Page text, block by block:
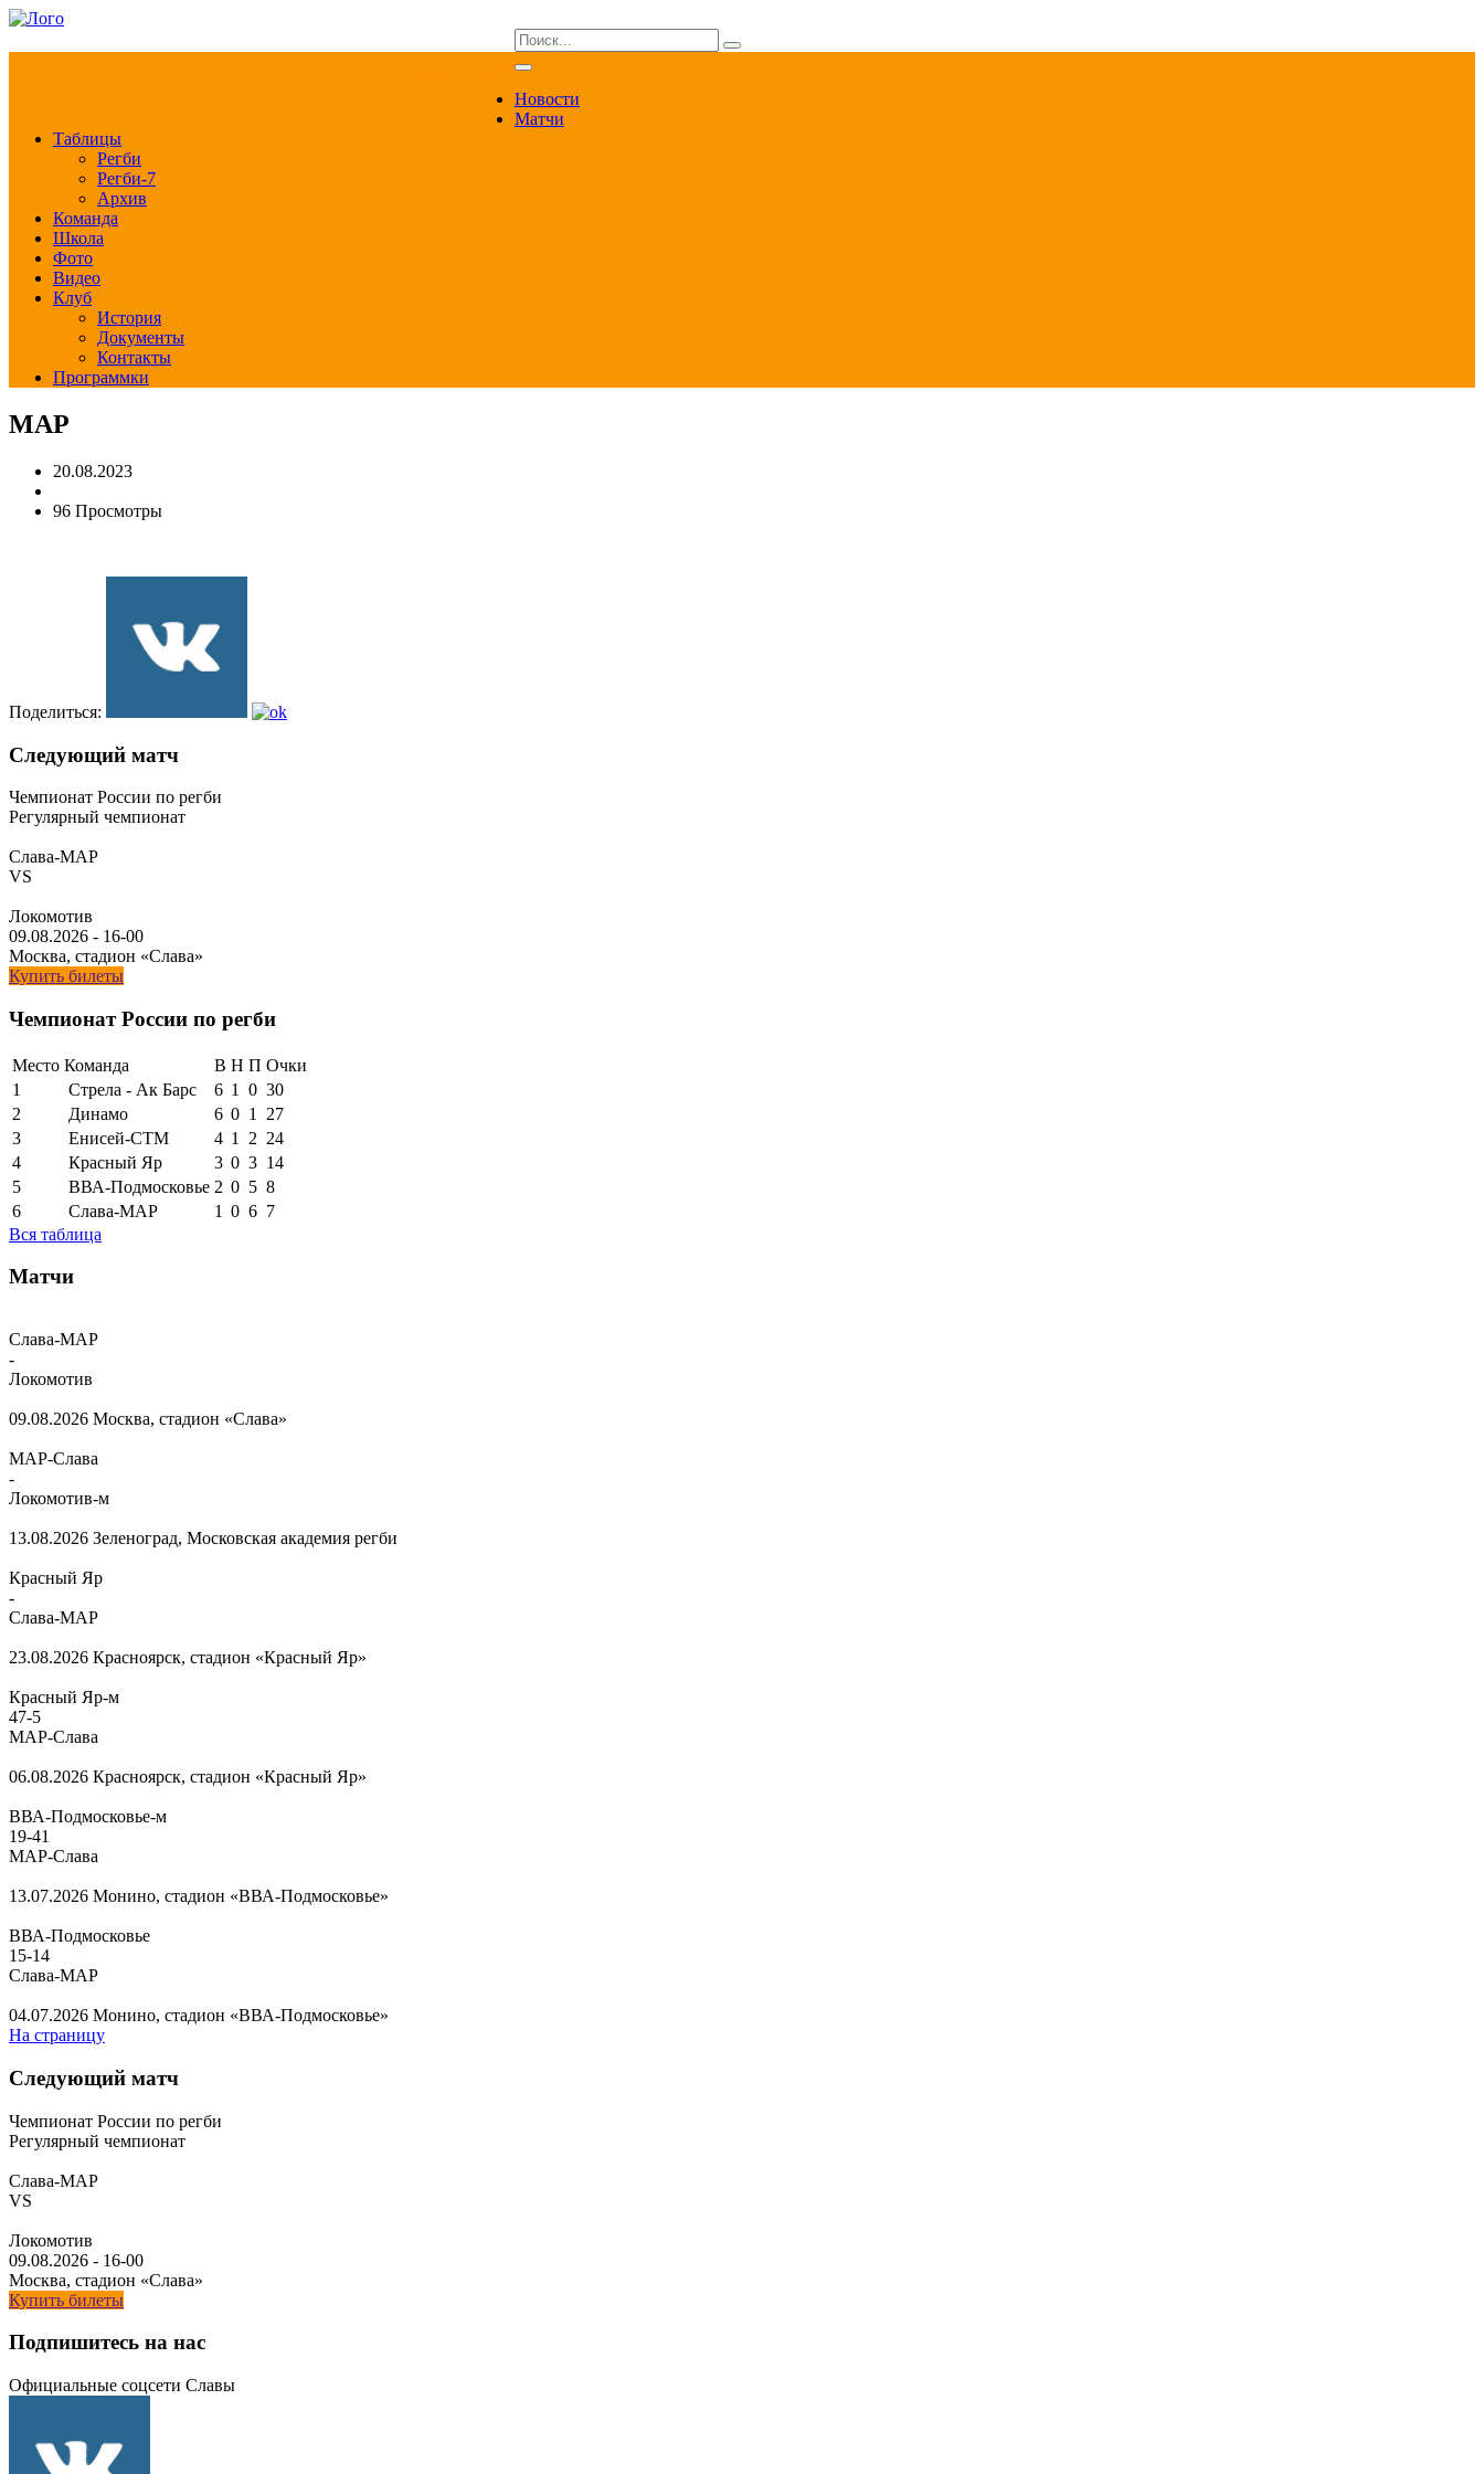
Новости
Матчи
Таблицы
Регби
Регби-7
Архив
Команда
Школа
Фото
Видео
Клуб
История
Документы
Контакты
Программки
МАР
20.08.2023
96 Просмотры
Поделиться:
Следующий матч
Чемпионат России по регби
Регулярный чемпионат
Слава-МАР
VS
Локомотив
09.08.2026 - 16-00
Москва, стадион «Слава»
Купить билеты
Чемпионат России по регби
Место Команда В Н П Очки
1
Стрела - Ак Барс 6 1 0 30
2
Динамо 6 0 1
27
3
Енисей-СТМ 4 1 2 24
4
Красный Яр 3 0 3 14
5
ВВА-Подмосковье 2 0 5 8
6
Слава-МАР 1 0 6 7
Вся таблица
Матчи
Слава-МАР
-
Локомотив
09.08.2026 Москва, стадион «Слава»
МАР-Слава
-
Локомотив-м
13.08.2026 Зеленоград, Московская академия регби
Красный Яр
-
Слава-МАР
23.08.2026 Красноярск, стадион «Красный Яр»
Красный Яр-м
47-5
МАР-Слава
06.08.2026 Красноярск, стадион «Красный Яр»
ВВА-Подмосковье-м
19-41
МАР-Слава
13.07.2026 Монино, стадион «ВВА-Подмосковье»
ВВА-Подмосковье
15-14
Слава-МАР
04.07.2026 Монино, стадион «ВВА-Подмосковье»
На страницу
Следующий матч
Чемпионат России по регби
Регулярный чемпионат
Слава-МАР
VS
Локомотив
09.08.2026 - 16-00
Москва, стадион «Слава»
Купить билеты
Подпишитесь на нас
Официальные соцсети Славы